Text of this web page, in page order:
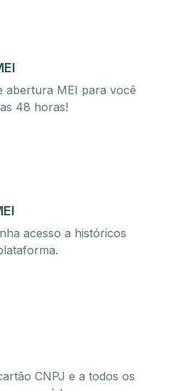
abertura MEI para você
48 horas!
acesso a históricos
CNPJ e a todos os